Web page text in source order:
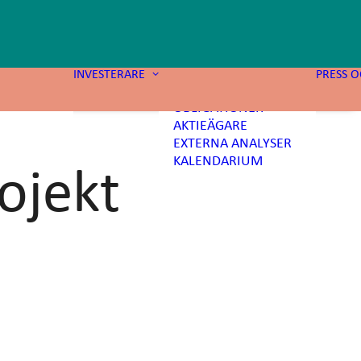
INVESTERARE
MTN-PROGRAM
OBLIGATIONER
AKTIEÄGARE
EXTERNA ANALYSER
KALENDARIUM
PRESS